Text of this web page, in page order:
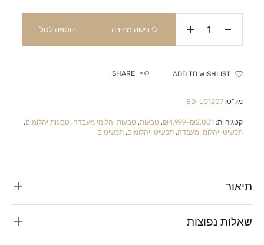
לרכישה מהירה הוספה לסל
ADD TO WISHLIST
SHARE
מק"ט:BD-LG1207
קטגוריות: ₪2,001-₪4,999
, טבעות, טבעות יהלומי מעבדה, טבעות יהלומים,
תכשיטי יהלומי מעבדה,תכשיטי יהלומים,תכשיטים
תיאור
שאלות נפוצות